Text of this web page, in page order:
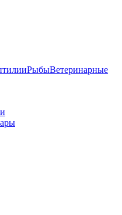
РыбыВетеринарные